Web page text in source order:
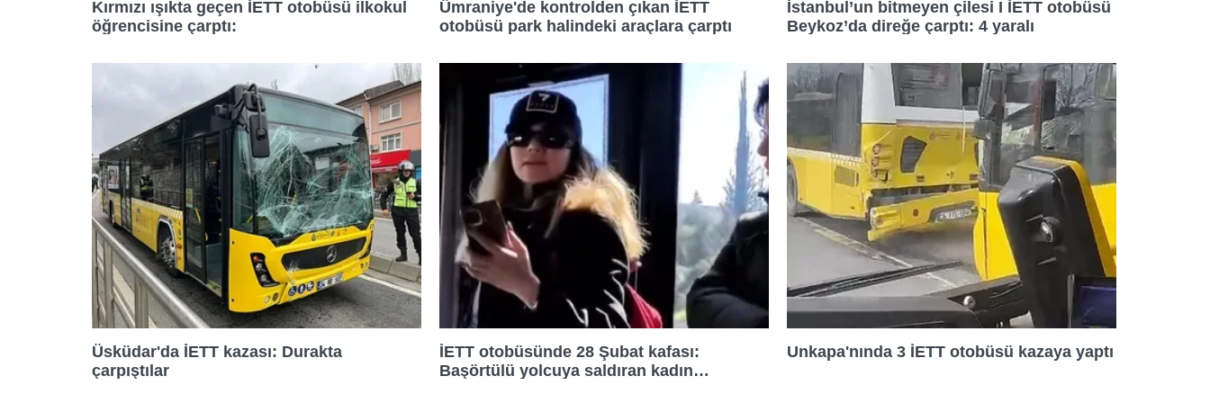
08:19 08:10 09:20
08:17 09:30
08:45 08:24 09:40
09:00 08:32 09:50
09:10 08:40 10:00
09:20 08:48 10:10
09:30 10:20
Kırmızı ışıkta geçen İETT otobüsü ilkokul
öğrencisine çarptı:
Ümraniye'de kontrolden çıkan İETT
otobüsü park halindeki araçlara çarptı
İstanbul’un bitmeyen çilesi I İETT otobüsü
Beykoz’da direğe çarptı: 4 yaralı
Üsküdar'da İETT kazası: Durakta
çarpıştılar
İETT otobüsünde 28 Şubat kafası:
Başörtülü yolcuya saldıran kadın
Unkapa'nında 3 İETT otobüsü kazaya yaptı